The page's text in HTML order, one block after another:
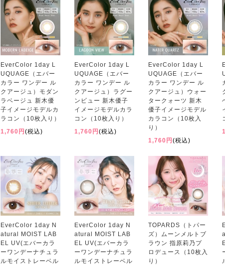
EverColor 1day L
UQUAGE（エバー
カラー ワンデー ル
クアージュ）モダン
ラベージュ 新木優
子イメージモデルカ
ラコン（10枚入り）
1,760円 (税込)
EverColor 1day L
UQUAGE（エバー
カラー ワンデー ル
クアージュ）ラグー
ンビュー 新木優子
イメージモデルカラ
コン（10枚入り）
1,760円 (税込)
EverColor 1day L
UQUAGE（エバー
カラー ワンデー ル
クアージュ）ウォー
タークォーツ 新木
優子イメージモデル
カラコン（10枚入
り）
1,760円 (税込)
EverColor 1day N
atural MOIST LAB
EL UV(エバーカラ
ーワンデーナチュラ
ルモイストレーベル
EverColor 1day N
atural MOIST LAB
EL UV(エバーカラ
ーワンデーナチュラ
ルモイストレーベル
TOPARDS（トパー
ズ）ムーンメルトブ
ラウン 指原莉乃プ
ロデュース（10枚入
り）